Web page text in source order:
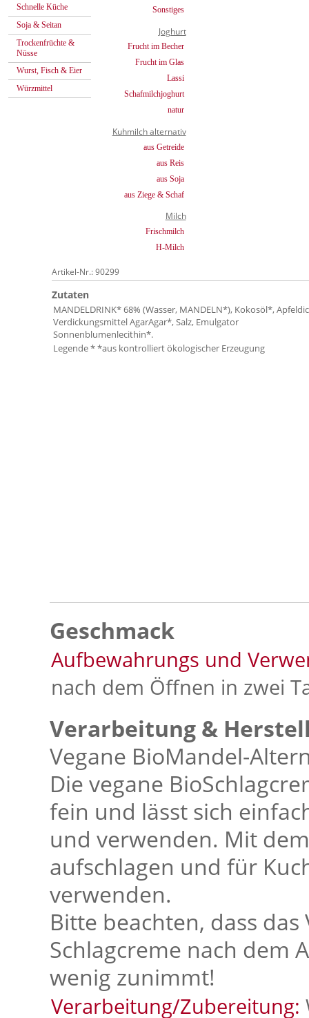
Schnelle Küche
Soja & Seitan
Trockenfrüchte &
Nüsse
Wurst, Fisch & Eier
Würzmittel
Sonstiges
Joghurt
Frucht im Becher
Frucht im Glas
Lassi
Schafmilchjoghurt
natur
Kuhmilch alternativ
aus Getreide
aus Reis
aus Soja
aus Ziege & Schaf
Milch
Frischmilch
H-Milch
Artikel-Nr.: 90299
Zutaten
MANDELDRINK* 68% (Wasser, MANDELN*), Kokosöl*,
Verdickungsmittel AgarAgar*, Salz, Emulgator
Sonnenblumenlecithin*.
Legende * *aus kontrolliert ökologischer Erzeugung
Geschmack
Aufbewahrungs und
nach dem Öffnen in zwei
Verarbeitung &
Vegane BioMandel-
Die vegane
fein und lässt sich
und verwenden. Mit
aufschlagen und für
verwenden.
Bitte beachten, dass
Schlagcreme nach dem
wenig zunimmt!
Verarbeitung/Zubereitung: